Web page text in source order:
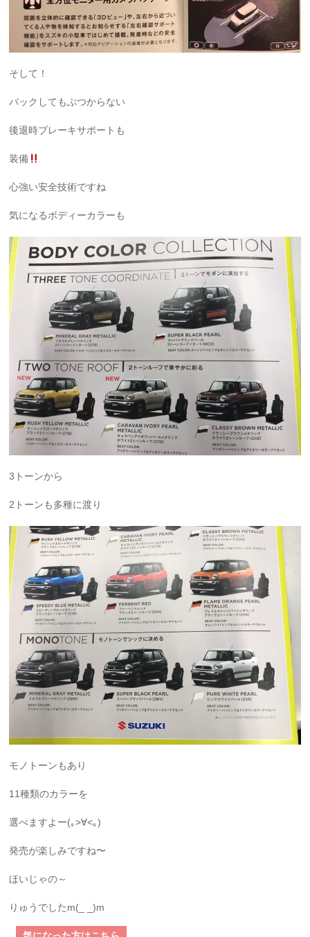
そして！
バックしてもぶつからない
後退時ブレーキサポートも
装備
心強い安全技術ですね
気になるボディーカラーも
3トーンから
2トーンも多種に渡り
モノトーンもあり
11種類のカラーを
選べますよー(｡>∀<｡)
発売が楽しみですね〜
ほいじゃの～
りゅうでしたm(_ _)m